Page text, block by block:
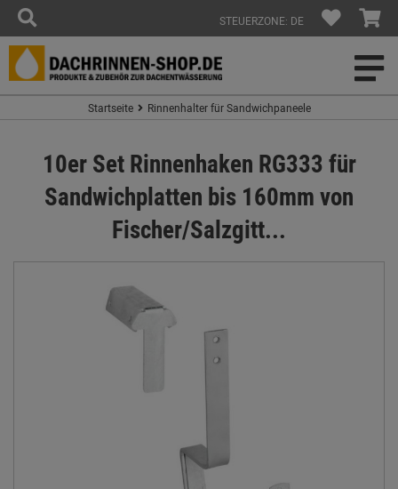
STEUERZONE: DE
Startseite Rinnenhalter für Sandwichpaneele
10er Set Rinnenhaken RG333 für
Sandwichplatten bis 160mm von
Fischer/Salzgitt...